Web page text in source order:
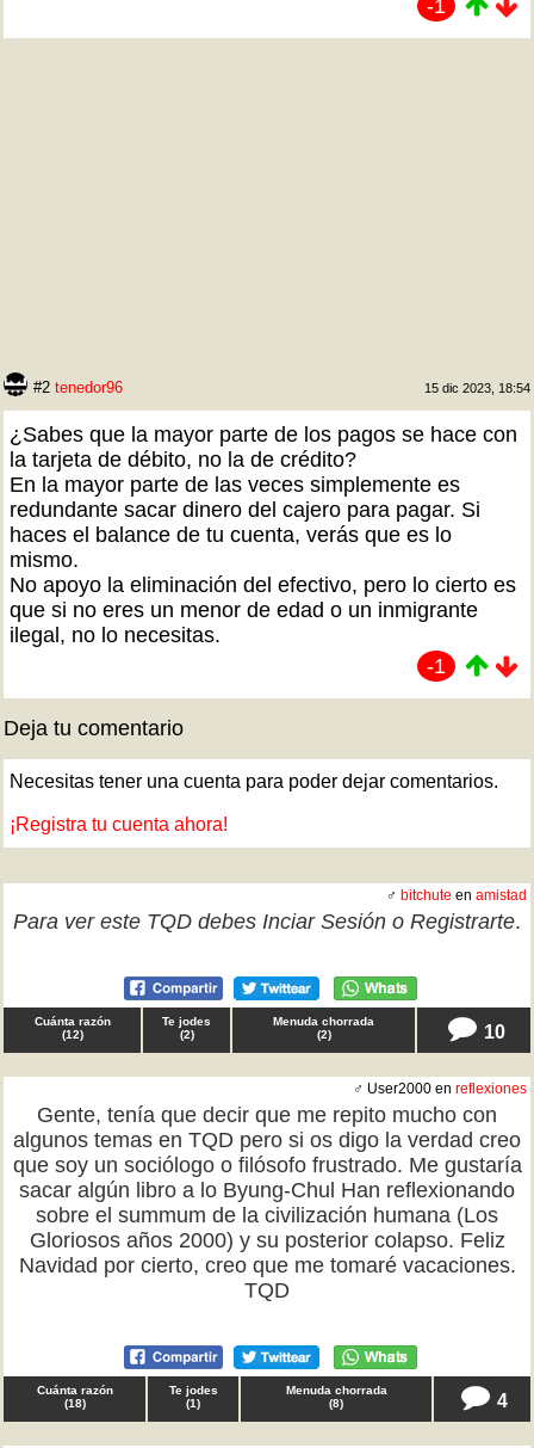
-1
#2 tenedor96 15 dic 2023, 18:54
¿Sabes que la mayor parte de los pagos se hace con
la tarjeta de débito, no la de crédito?
En la mayor parte de las veces simplemente es
redundante sacar dinero del cajero para pagar. Si
haces el balance de tu cuenta, verás que es lo
mismo.
No apoyo la eliminación del efectivo, pero lo cierto es
que si no eres un menor de edad o un inmigrante
ilegal, no lo necesitas.
-1
Deja tu comentario
Necesitas tener una cuenta para poder dejar comentarios.
¡Registra tu cuenta ahora!
♂ bitchute en amistad
Para ver este TQD debes Inciar Sesión o Registrarte.
Cuánta razón
(12)
Te jodes
(2)
Menuda chorrada
(2) 10
♂ User2000 en reflexiones
Gente, tenía que decir que me repito mucho con
algunos temas en TQD pero si os digo la verdad creo
que soy un sociólogo o filósofo frustrado. Me gustaría
sacar algún libro a lo Byung-Chul Han reflexionando
sobre el summum de la civilización humana (Los
Gloriosos años 2000) y su posterior colapso. Feliz
Navidad por cierto, creo que me tomaré vacaciones.
TQD
Cuánta razón
(18)
Te jodes
(1)
Menuda chorrada
(8) 4